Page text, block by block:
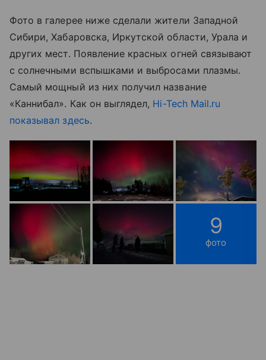
Фото в галерее ниже сделали жители Западной
Сибири, Хабаровска, Иркутской области, Урала и
других мест. Появление красных огней связывают
с солнечными вспышками и выбросами плазмы.
Самый мощный из них получил название
«Каннибал». Как он выглядел, Hi-Tech Mail.ru
показывал здесь.
9
фото